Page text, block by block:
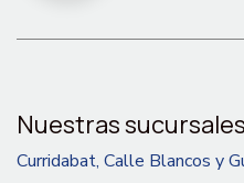
Nuestras sucursales
Curridabat, Calle Blancos y